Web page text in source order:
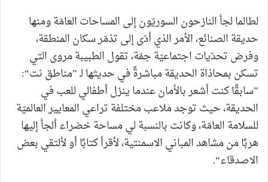
لطالما لجأ النازحون السوريّون إلى المساحات العامّة ومنها
حديقة الصنائع، الأمر الذي أدّى إلى تذمّر سكان المنطقة،
وفرض تحدّيات اجتماعيّة جمّة، تقول الطبيبة مروى التي
تسكن بمحاذاة الحديقة مباشرةً في حديثها لـ ”مناطق نت“:
”سابقًا كنت أشعر بالأمان عندما ينزل أطفالي للعب في
الحديقة، حيث توجد ملاعب مختلفة تراعي المعايير العالميّة
للسلامة العامّة، وكانت بالنسبة لي مساحة خضراء ألجأ إليها
هربًا من مشاهد المباني الاسمنتية، لأقرأ كتابًا أو لألتقي بعض
الاصدقاء“.